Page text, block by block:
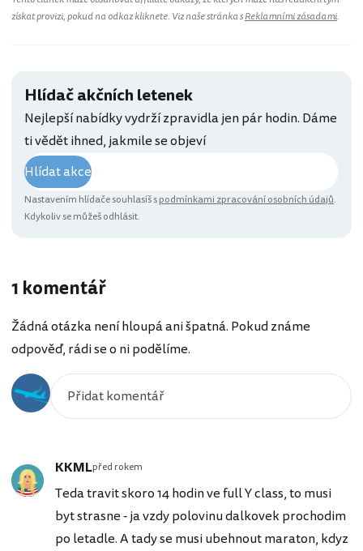
získat provizi, pokud na odkaz kliknete. Viz naše stránka sReklamními zásadami.
Hlídač akčních letenek
Nejlepší nabídky vydrží zpravidla jen pár hodin. Dáme
ti vědět ihned, jakmile se objeví
Hlídat akce
Nastavením hlídače souhlasíš spodmínkami zpracování osobních údajů.
Kdykoliv se můžeš odhlásit.
1 komentář
Žádná otázka není hloupá ani špatná. Pokud známe
odpověď, rádi se o ni podělíme.
KKMLpřed rokem
Teda travit skoro 14 hodin ve full Y class, to musi
byt strasne - ja vzdy polovinu dalkovek prochodim
po letadle. A tady se musi ubehnout maraton, kdyz